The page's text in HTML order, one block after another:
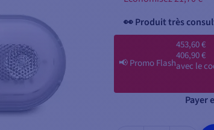
👀 Produit très
📢Promo Flash
453,60 €
406,90 €
avec le
Payer